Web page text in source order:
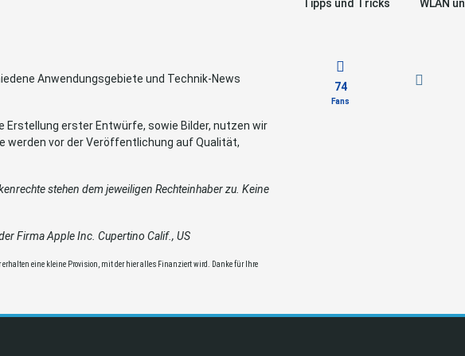
Anwendungsgebiete und Technik-News
Erstellung erster Entwürfe, sowie Bilder, nutzen wir
werden vor der Veröffentlichung auf Qualität,
stehen dem jeweiligen Rechteinhaber zu. Keine
Firma Apple Inc. Cupertino Calif., US
eine kleine Provision, mit der hier alles Finanziert wird. Danke für Ihre
Tipps und Tricks
WLAN
74
Fans